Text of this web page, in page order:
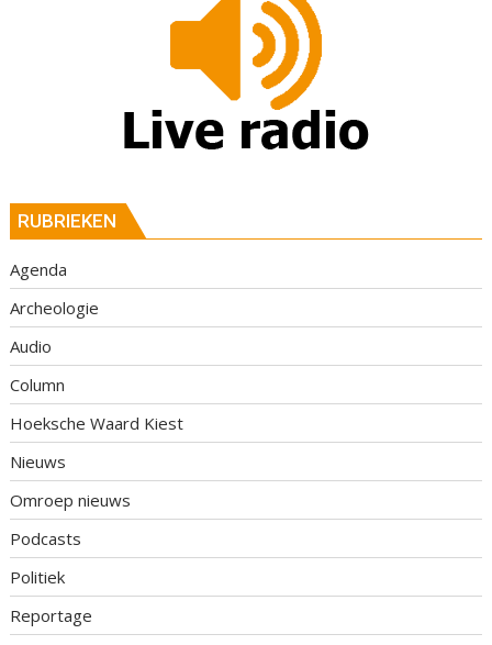
RUBRIEKEN
Agenda
Archeologie
Audio
Column
Hoeksche Waard Kiest
Nieuws
Omroep nieuws
Podcasts
Politiek
Reportage